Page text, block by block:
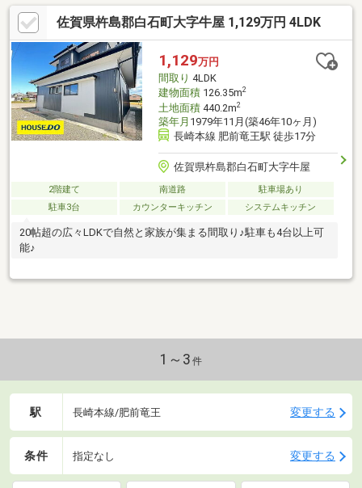
ックス交換、インターホン設置、火災警報器設置、照明LED交換
【おすすめポイント】・雨漏り、構造上主要な部分の欠陥や・腐
食、給排水管の故障や漏水についてお引渡しより２年間保証・シ
ロアリ防除工事施工後5年間保証・新品の照明器具設置済なので入
居後にすぐに生活が始められます
佐賀県杵島郡白石町大字牛屋 1,129万円 4LDK
1,129万円
間取り 4LDK
建物面積126.35m2
土地面積440.2m2
築年月 1979年11月(築46年10ヶ月)
長崎本線 肥前竜王駅 徒歩17分
佐賀県杵島郡白石町大字牛屋
2階建て 南道路
駐車場あり
駐車3台
カウンターキッチン システムキッチン
20帖超の広々LDKで自然と家族が集まる間取り♪駐車も4台以上可
能♪
1～3 件
駅 長崎本線/肥前竜王 変更する
条件 指定なし 変更する